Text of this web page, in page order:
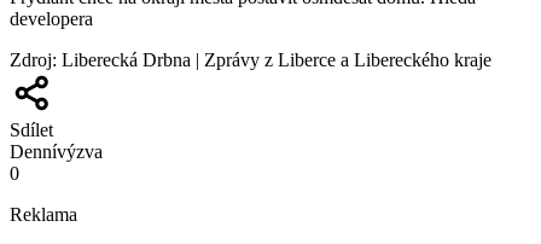
developera
Zdroj: Liberecká Drbna | Zprávy z Liberce a Libereckého kraje
Sdílet
Dennívýzva
0
Reklama